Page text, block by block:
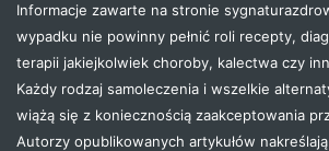
Informacje zawarte na stronie
wypadku nie powinny pełnić roli recepty,
terapii jakiejkolwiek choroby, kalectwa czy
Każdy rodzaj samoleczenia i wszelkie
wiążą się z koniecznością zaakceptowania
Autorzy opublikowanych artykułów